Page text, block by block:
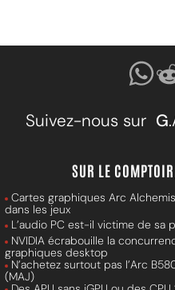
Suivez-nous sur G
SUR LE
Cartes graphiques Arc
dans les jeux
L’audio PC est-il victime de sa
NVIDIA écrabouille la
graphiques desktop
N’achetez surtout pas l’Arc
(MAJ)